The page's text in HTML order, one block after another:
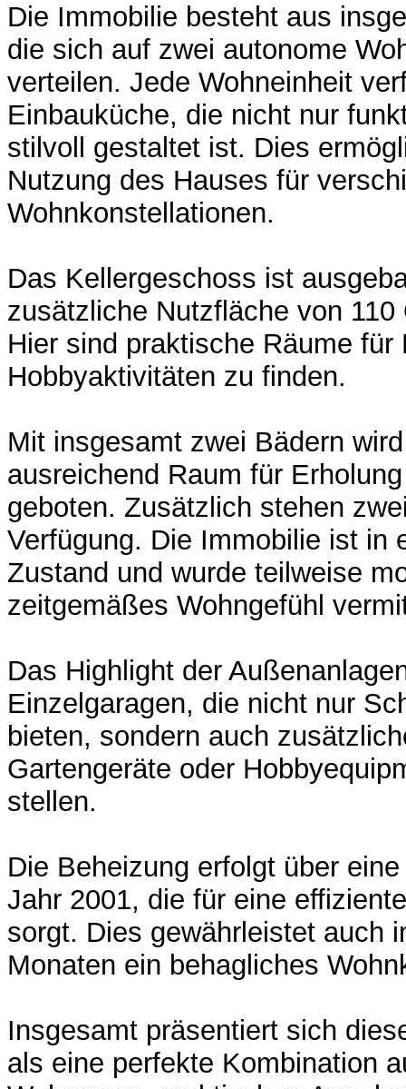
Die Immobilie besteht aus
die sich auf zwei autonome
verteilen. Jede Wohneinheit
Einbauküche, die nicht nur
stilvoll gestaltet ist. Dies
Nutzung des Hauses für
Wohnkonstellationen.
Das Kellergeschoss ist
zusätzliche Nutzfläche von 110
Hier sind praktische Räume für
Hobbyaktivitäten zu finden.
Mit insgesamt zwei Bädern
ausreichend Raum für
geboten. Zusätzlich stehen
Verfügung. Die Immobilie ist in
Zustand und wurde teilweise
zeitgemäßes Wohngefühl
Das Highlight der
Einzelgaragen, die nicht nur
bieten, sondern auch
Gartengeräte oder
stellen.
Die Beheizung erfolgt über
Jahr 2001, die für eine
sorgt. Dies gewährleistet auch
Monaten ein behagliches
Insgesamt präsentiert sich
als eine perfekte Kombination